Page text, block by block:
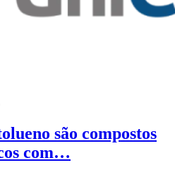
são compostos
com…